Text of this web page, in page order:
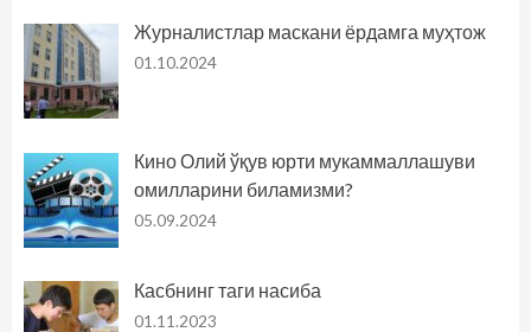
Журналистлар маскани ёрдамга муҳтож
01.10.2024
Кино Олий ўқув юрти мукаммаллашуви
омилларини биламизми?
05.09.2024
Касбнинг таги насиба
01.11.2023